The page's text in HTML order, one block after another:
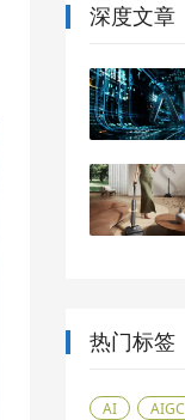
深度文章
热门标签
AI AIGC